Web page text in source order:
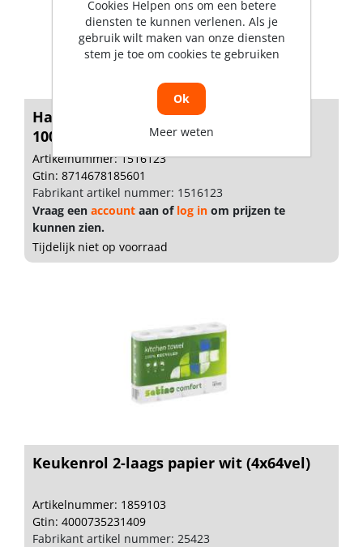
Handdoekrol Industrie 1-lgs
1000mx24cm w...
Artikelnummer: 1516123
Gtin: 8714678185601
Fabrikant artikel nummer: 1516123
Vraag een account aan of log in om prijzen te
kunnen zien.
Tijdelijk niet op voorraad
Keukenrol 2-laags papier wit (4x64vel)
Artikelnummer: 1859103
Gtin: 4000735231409
Fabrikant artikel nummer: 25423
Cookies Helpen ons om een betere
diensten te kunnen verlenen. Als je
gebruik wilt maken van onze diensten
stem je toe om cookies te gebruiken
Ok
Meer weten